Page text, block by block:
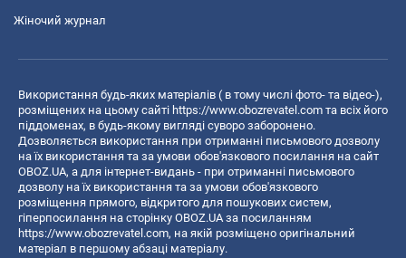
Жіночий журнал
Використання будь-яких матеріалів ( в тому числі фото- та відео-),
розміщених на цьому сайті https://www.obozrevatel.com та всіх його
піддоменах, в будь-якому вигляді суворо заборонено.
Дозволяється використання при отриманні письмового дозволу
на їх використання та за умови обов'язкового посилання на сайт
OBOZ.UA, а для інтернет-видань - при отриманні письмового
дозволу на їх використання та за умови обов'язкового
розміщення прямого, відкритого для пошукових систем,
гіперпосилання на сторінку OBOZ.UA за посиланням
https://www.obozrevatel.com, на якій розміщено оригінальний
матеріал в першому абзаці матеріалу.